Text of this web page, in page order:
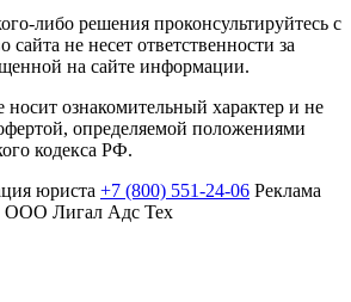
либо решения проконсультируйтесь с
не несет ответственности за
на сайте информации.
ознакомительный характер и не
определяемой положениями
кодекса РФ.
юриста +7 (800) 551-24-06 Реклама
ООО Лигал Адс Тех